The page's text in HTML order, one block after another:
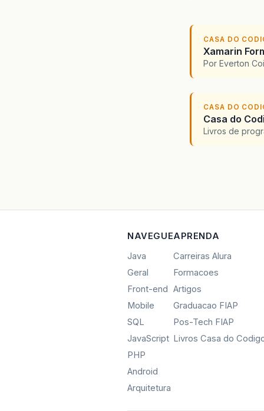
CASA DO
Xamarin
Por Everton
CASA DO
Casa do
Livros de
NAVEGUE
Java
Geral
Front-end
Mobile
SQL
JavaScript
PHP
Android
Arquitetura
APRENDA
Carreiras Alura
Formacoes
Artigos
Graduacao FIAP
Pos-Tech FIAP
Livros Casa do